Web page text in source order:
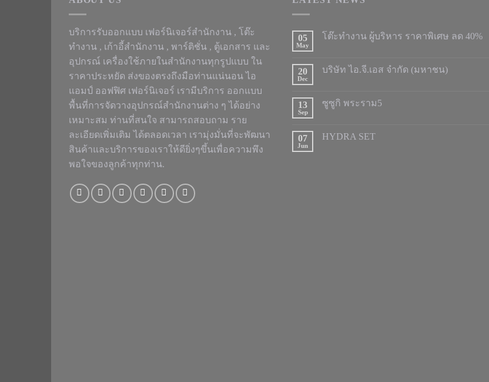
บริการรับออกแบบ เฟอร์นิเจอร์สำนักงาน , โต๊ะ
ทำงาน , เก้าอี้สำนักงาน , พาร์ติชั่น , ตู้เอกสาร และ
อุปกรณ์ เครื่องใช้ภายในสำนักงานทุกรูปแบบ ใน
ราคาประหยัด ส่งของตรงถึงมือท่านแน่นอน ไอ
แอมป์ ออฟฟิศ เฟอร์นิเจอร์ เรามีบริการ ออกแบบ
พื้นที่การจัดวางอุปกรณ์สำนักงานต่าง ๆ ได้อย่าง
เหมาะสม ท่านที่สนใจ สามารถสอบถาม ราย
ละเอียดเพิ่มเติม ได้ตลอดเวลา เรามุ่งมั่นที่จะพัฒนา
สินค้าและบริการของเราให้ดียิ่งๆขึ้นเพื่อความพึง
พอใจของลูกค้าทุกท่าน.
05
May
โต๊ะทำงาน ผู้บริหาร ราคาพิเศษ ลด 40%
20
Dec
บริษัท ไอ.จี.เอส จำกัด (มหาชน)
13
Sep
ซูซูกิ พระราม5
07
Jun
HYDRA SET